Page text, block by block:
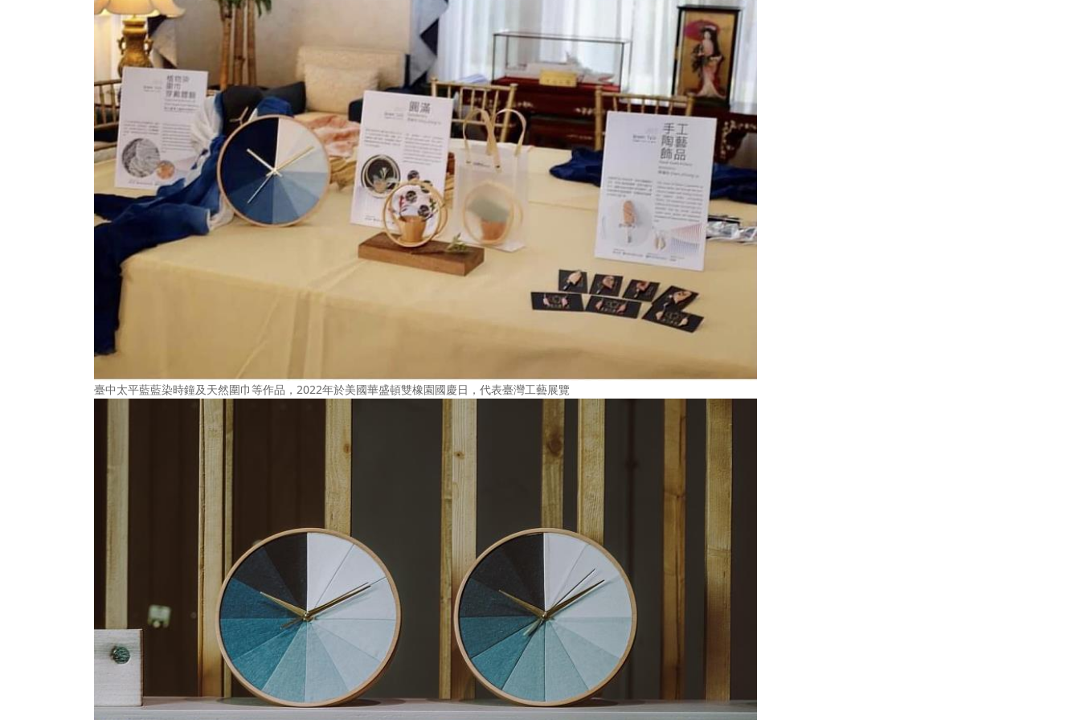
臺中太平藍藍染時鐘及天然圍巾等作品，2022年於美國華盛頓雙橡園國慶日，代表臺灣工藝展覽